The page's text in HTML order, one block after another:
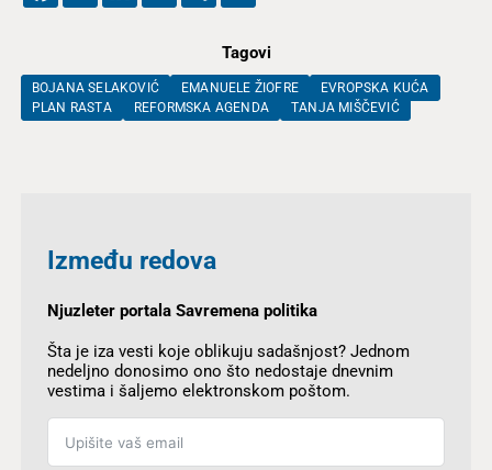
Tagovi
BOJANA SELAKOVIĆ EMANUELE ŽIOFRE
EVROPSKA KUĆA
PLAN RASTA
REFORMSKA AGENDA TANJA MIŠČEVIĆ
Između redova
Njuzleter portala Savremena politika
Šta je iza vesti koje oblikuju sadašnjost? Jednom
nedeljno donosimo ono što nedostaje dnevnim
vestima i šaljemo elektronskom poštom.